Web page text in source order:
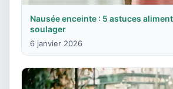
Nausée enceinte : 5 astuces
soulager
6 janvier 2026